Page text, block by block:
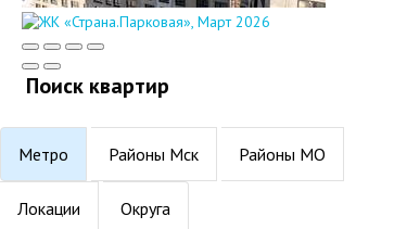
Поиск квартир
Метро Районы Мск Районы МО
Локации Округа